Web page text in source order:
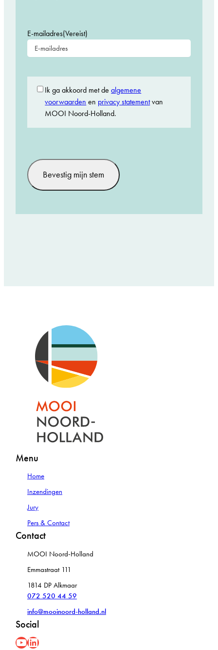
E-mailadres(Vereist)
Ik ga akkoord met dealgemene
voorwaarden en privacy statementvan
MOOI Noord-Holland.
Menu
Home
Inzendingen
Jury
Pers & Contact
Contact
MOOI Noord-Holland
Emmastraat 111
1814 DP Alkmaar
072 520 44 59
info@mooinoord-holland.nl
Social
YouYube LinkedIn